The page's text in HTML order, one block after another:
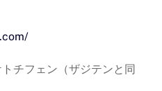
チフェン（ザジテンと同